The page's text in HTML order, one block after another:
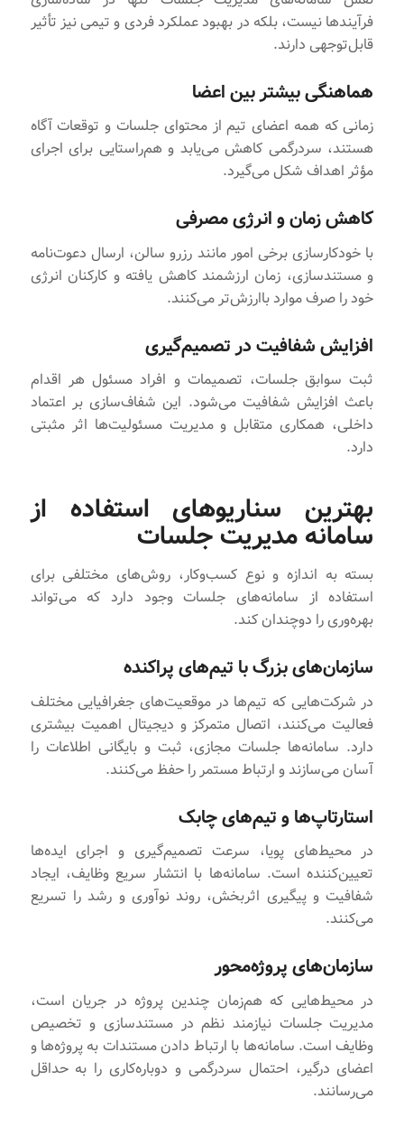
فرآیندها نیست، بلکه در بهبود عملکرد فردی و تیمی نیز تأثیر
قابل‌توجهی دارند.
هماهنگی بیشتر بین اعضا
زمانی که همه اعضای تیم از محتوای جلسات و توقعات آگاه
هستند، سردرگمی کاهش می‌یابد و هم‌راستایی برای اجرای
مؤثر اهداف شکل می‌گیرد.
کاهش زمان و انرژی مصرفی
با خودکارسازی برخی امور مانند رزرو سالن، ارسال دعوت‌نامه
و مستندسازی، زمان ارزشمند کاهش یافته و کارکنان انرژی
خود را صرف موارد باارزش‌تر می‌کنند.
افزایش شفافیت در تصمیم‌گیری
ثبت سوابق جلسات، تصمیمات و افراد مسئول هر اقدام
باعث افزایش شفافیت می‌شود. این شفاف‌سازی بر اعتماد
داخلی، همکاری متقابل و مدیریت مسئولیت‌ها اثر مثبتی
دارد.
بهترین سناریوهای استفاده از
سامانه مدیریت جلسات
بسته به اندازه و نوع کسب‌وکار، روش‌های مختلفی برای
استفاده از سامانه‌های جلسات وجود دارد که می‌تواند
بهره‌وری را دوچندان کند.
سازمان‌های بزرگ با تیم‌های پراکنده
در شرکت‌هایی که تیم‌ها در موقعیت‌های جغرافیایی مختلف
فعالیت می‌کنند، اتصال متمرکز و دیجیتال اهمیت بیشتری
دارد. سامانه‌ها جلسات مجازی، ثبت و بایگانی اطلاعات را
آسان می‌سازند و ارتباط مستمر را حفظ می‌کنند.
استارتاپ‌ها و تیم‌های چابک
در محیط‌های پویا، سرعت تصمیم‌گیری و اجرای ایده‌ها
تعیین‌کننده است. سامانه‌ها با انتشار سریع وظایف، ایجاد
شفافیت و پیگیری اثربخش، روند نوآوری و رشد را تسریع
می‌کنند.
سازمان‌های پروژه‌محور
در محیط‌هایی که هم‌زمان چندین پروژه در جریان است،
مدیریت جلسات نیازمند نظم در مستندسازی و تخصیص
وظایف است. سامانه‌ها با ارتباط دادن مستندات به پروژه‌ها و
اعضای درگیر، احتمال سردرگمی و دوباره‌کاری را به حداقل
می‌رسانند.